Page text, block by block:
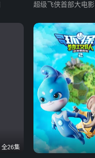
超级飞侠首部大电影
全26集